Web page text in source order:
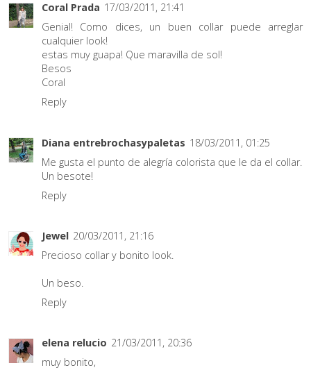
Coral Prada 17/03/2011, 21:41
Genial! Como dices, un buen collar puede arreglar
cualquier look!
estas muy guapa! Que maravilla de sol!
Besos
Coral
Reply
Diana entrebrochasypaletas 18/03/2011, 01:25
Me gusta el punto de alegría colorista que le da el collar.
Un besote!
Reply
Jewel 20/03/2011, 21:16
Precioso collar y bonito look.
Un beso.
Reply
elena relucio 21/03/2011, 20:36
muy bonito,